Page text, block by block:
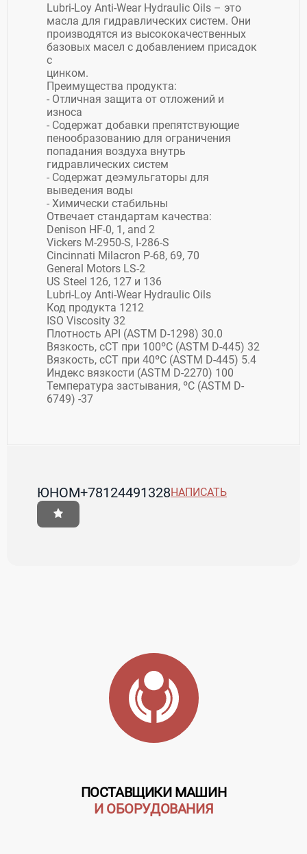
Lubri-Loy Anti-Wear Hydraulic Oils – это
масла для гидравлических систем. Они
производятся из высококачественных
базовых масел с добавлением присадок
с
цинком.
Преимущества продукта:
- Отличная защита от отложений и
износа
- Содержат добавки препятствующие
пенообразованию для ограничения
попадания воздуха внутрь
гидравлических систем
- Содержат деэмульгаторы для
выведения воды
- Химически стабильны
Отвечает стандартам качества:
Denison HF-0, 1, and 2
Vickers M-2950-S, I-286-S
Cincinnati Milacron P-68, 69, 70
General Motors LS-2
US Steel 126, 127 и 136
Lubri-Loy Anti-Wear Hydraulic Oils
Код продукта 1212
ISO Viscosity 32
Плотность API (ASTM D-1298) 30.0
Вязкость, сСТ при 100ºС (ASTM D-445) 32
Вязкость, сСТ при 40ºС (ASTM D-445) 5.4
Индекс вязкости (ASTM D-2270) 100
Температура застывания, ºС (ASTM D-
6749) -37
ЮНОМ+78124491328НАПИСАТЬ
ПОСТАВЩИКИ МАШИН
И ОБОРУДОВАНИЯ